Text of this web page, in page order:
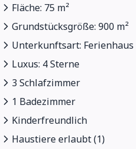
Fläche: 75 m²
Grundstücksgröße: 900 m²
Unterkunftsart: Ferienhaus
Luxus: 4 Sterne
3 Schlafzimmer
1 Badezimmer
Kinderfreundlich
Haustiere erlaubt (1)